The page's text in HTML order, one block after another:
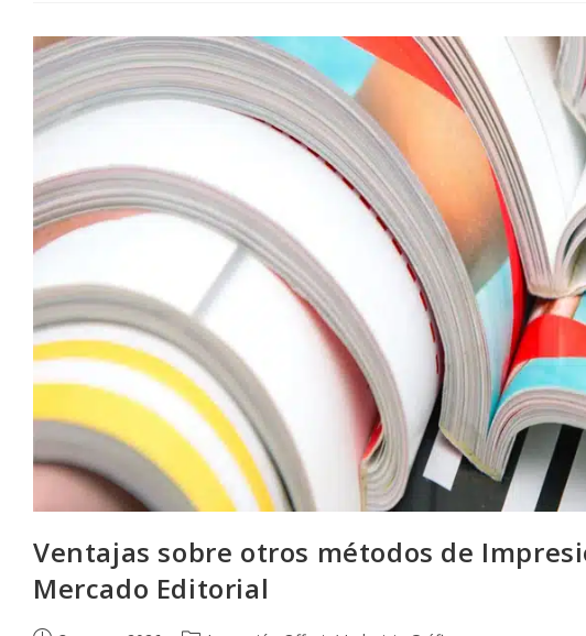
En
Impresión
Offset:
Eficiencia,
Rentabilidad
Sostenibilidad
Ventajas sobre otros métodos de
Mercado Editorial